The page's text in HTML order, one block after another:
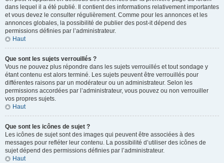
dans lequel il a été publié. Il contient des informations relativement importantes
et vous devez le consulter régulièrement. Comme pour les annonces et les
annonces globales, la possibilité de publier des post-it dépend des
permissions définies par l’administrateur.
Haut
Que sont les sujets verrouillés ?
Vous ne pouvez plus répondre dans les sujets verrouillés et tout sondage y
étant contenu est alors terminé. Les sujets peuvent être verrouillés pour
différentes raisons par un modérateur ou un administrateur. Selon les
permissions accordées par l’administrateur, vous pouvez ou non verrouiller
vos propres sujets.
Haut
Que sont les icônes de sujet ?
Les icônes de sujet sont des images qui peuvent être associées à des
messages pour refléter leur contenu. La possibilité d’utiliser des icônes de
sujet dépend des permissions définies par l’administrateur.
Haut